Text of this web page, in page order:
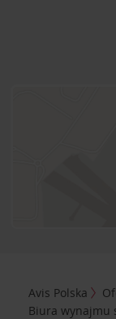
Avis Polska
Biura wynajmu